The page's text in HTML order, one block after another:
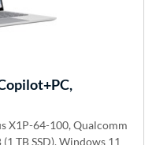
X1P-64-100, Qualcomm
TB SSD), Windows 11